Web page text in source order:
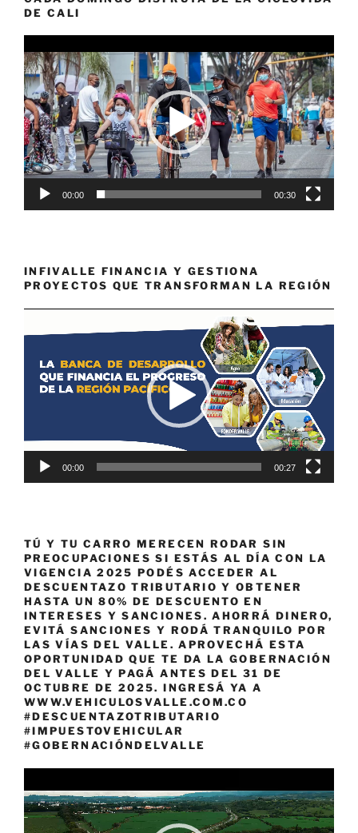
DE CALI
de
vídeo
00:00 00:30
INFIVALLE FINANCIA Y GESTIONA
PROYECTOS QUE TRANSFORMAN LA REGIÓN
de
00:00 00:27
TÚ Y TU CARRO MERECEN RODAR SIN
PREOCUPACIONES SI ESTÁS AL DÍA CON LA
VIGENCIA 2025 PODÉS ACCEDER AL
DESCUENTAZO TRIBUTARIO Y OBTENER
HASTA UN 80% DE DESCUENTO EN
INTERESES Y SANCIONES. AHORRÁ DINERO,
EVITÁ SANCIONES Y RODÁ TRANQUILO POR
LAS VÍAS DEL VALLE. APROVECHÁ ESTA
OPORTUNIDAD QUE TE DA LA GOBERNACIÓN
DEL VALLE Y PAGÁ ANTES DEL 31 DE
OCTUBRE DE 2025. INGRESÁ YA A
WWW.VEHICULOSVALLE.COM.CO
#DESCUENTAZOTRIBUTARIO
#IMPUESTOVEHICULAR
#GOBERNACIÓNDELVALLE
de
vídeo